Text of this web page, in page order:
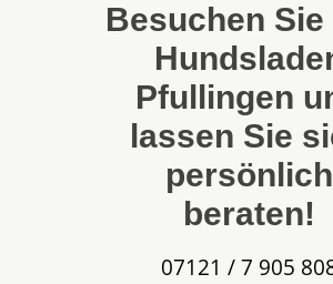
Besuchen Sie
Pfullingen
lassen Sie
persönlich
beraten!
07121 / 7 905